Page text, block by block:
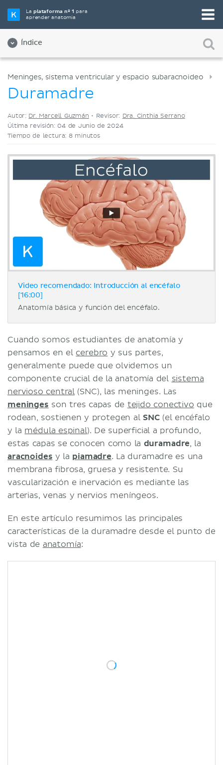
Laplataforma nº 1 para
aprender anatomía
Índice
Elige tu herramienta de estudio favorita
Videos
Meninges, sistema ventricular y espacio subaracnoideo
Duramadre
Autor: Dr. Marcell Guzmán • Revisor: Dra. Cinthia Serrano
Última revisión: 04 de Junio de 2024
Tiempo de lectura: 8 minutos
Video recomendado: Introducción al encéfalo
[16:00]
Anatomía básica y función del encéfalo.
Cuando somos estudiantes de anatomía y
pensamos en el cerebro y sus partes,
generalmente puede que olvidemos un
componente crucial de la anatomía del sistema
nervioso central (SNC), las meninges. Las
meninges son tres capas de tejido conectivo que
rodean, sostienen y protegen al SNC(el encéfalo
y la médula espinal). De superficial a profundo,
estas capas se conocen como la duramadre, la
aracnoides y la piamadre. La duramadre es una
membrana fibrosa, gruesa y resistente. Su
vascularización e inervación es mediante las
arterias, venas y nervios meníngeos.
En este artículo resumimos las principales
características de la duramadre desde el punto de
vista de anatomía: